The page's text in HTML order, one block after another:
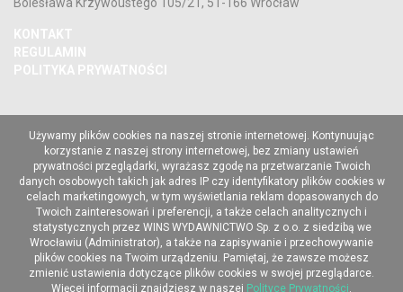
KONTAKT
REGULAMIN
POLITYKA PRYWATNOŚCI
Używamy plików cookies na naszej stronie internetowej. Kontynuując
korzystanie z naszej strony internetowej, bez zmiany ustawień
prywatności przeglądarki, wyrażasz zgodę na przetwarzanie Twoich
danych osobowych takich jak adres IP czy identyfikatory plików cookies w
celach marketingowych, w tym wyświetlania reklam dopasowanych do
Twoich zainteresowań i preferencji, a także celach analitycznych i
statystycznych przez WINS WYDAWNICTWO Sp. z o.o. z siedzibą we
Wrocławiu (Administrator), a także na zapisywanie i przechowywanie
plików cookies na Twoim urządzeniu. Pamiętaj, że zawsze możesz
zmienić ustawienia dotyczące plików cookies w swojej przeglądarce.
Więcej informacji znajdziesz w naszej Polityce Prywatności.